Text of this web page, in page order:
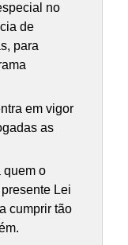
no
de
para
em vigor
as
quem o
Lei
cumprir tão